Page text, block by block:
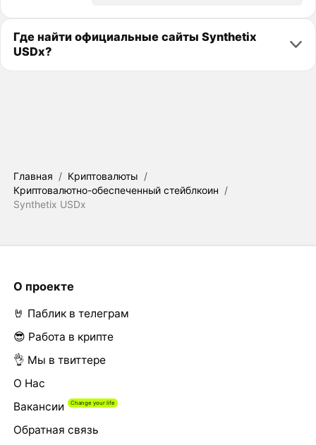
Где найти официальные сайты Synthetix
USDx?
Главная / Криптовалюты /
Криптовалютно-обеспеченный стейблкоин /
Synthetix USDx
О проекте
🤘 Паблик в телеграм
😎 Работа в крипте
👌 Мы в твиттере
О Нас
Вакансии
Обратная связь